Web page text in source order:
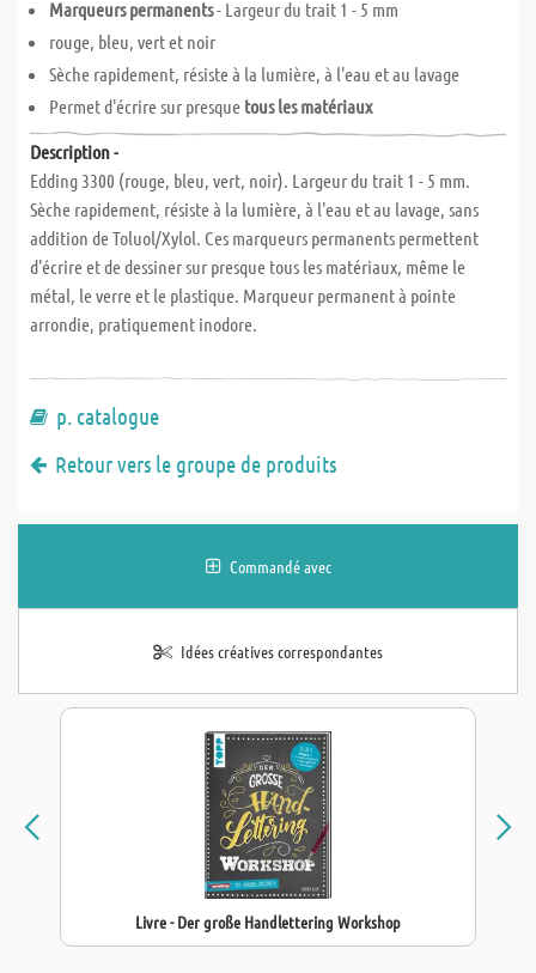
Marqueurs permanents- Largeur du trait 1 - 5 mm
rouge, bleu, vert et noir
Sèche rapidement, résiste à la lumière, à l'eau et au lavage
Permet d'écrire sur presque tous les matériaux
Description -
Edding 3300 (rouge, bleu, vert, noir). Largeur du trait 1 - 5 mm.
Sèche rapidement, résiste à la lumière, à l'eau et au lavage, sans
addition de Toluol/Xylol. Ces marqueurs permanents permettent
d'écrire et de dessiner sur presque tous les matériaux, même le
métal, le verre et le plastique. Marqueur permanent à pointe
arrondie, pratiquement inodore.
p. catalogue
Retour vers le groupe de produits
Commandé avec
Idées créatives correspondantes
Livre - Der große Handlettering Workshop